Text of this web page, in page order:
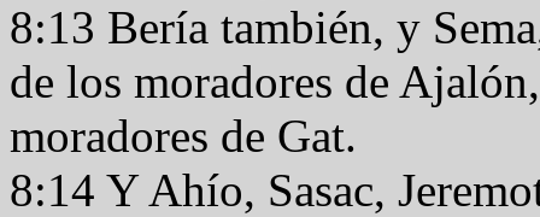
8:13 Bería también, y
de los moradores de
moradores de Gat.
8:14 Y Ahío, Sasac,